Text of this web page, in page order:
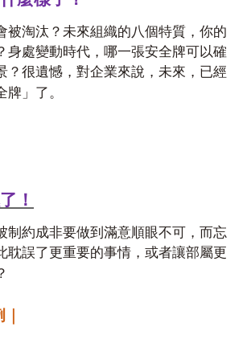
被淘汰？未來組織的八個特質，你的
身處變動時代，哪一張安全牌可以確
？很遺憾，對企業來說，未來，已經
」了。
！
制約成非要做到滿意順眼不可，而忘
耽誤了更重要的事情，或者讓部屬更